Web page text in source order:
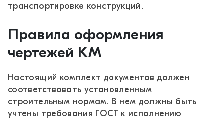
транспортировке конструкций.
Правила оформления
чертежей КМ
Настоящий комплект документов должен
соответствовать установленным
строительным нормам. В нем должны быть
учтены требования ГОСТ к исполнению